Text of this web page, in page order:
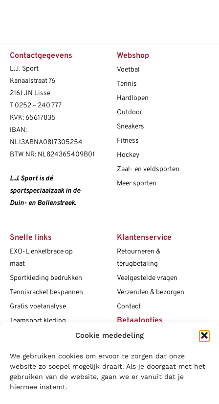
Cookie mededeling
We gebruiken cookies om ervoor te zorgen dat onze
website zo soepel mogelijk draait. Als je doorgaat met het
gebruiken van de website, gaan we er vanuit dat je
hiermee instemt.
Contactgegevens
L.J. Sport
Kanaalstraat 76
2161 JN Lisse
T 0252 – 240 777
KVK: 65617835
IBAN:
NL13ABNA0817305254
BTW NR: NL824365409B01
L.J. Sport is dé
sportspeciaalzaak in de
Duin- en Bollenstreek.
Webshop
Voetbal
Tennis
Hardlopen
Outdoor
Sneakers
Fitness
Hockey
Zaal- en veldsporten
Meer sporten
Snelle links
EXO-L enkelbrace op
maat
Sportkleding bedrukken
Tennisracket bespannen
Gratis voetanalyse
Teamsport kleding
Vacatures
Blogs
Klantenservice
Retourneren &
terugbetaling
Veelgestelde vragen
Verzenden & bezorgen
Contact
Betaalopties
Social media